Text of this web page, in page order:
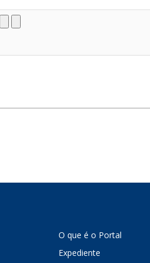
O que é o Portal
Expediente